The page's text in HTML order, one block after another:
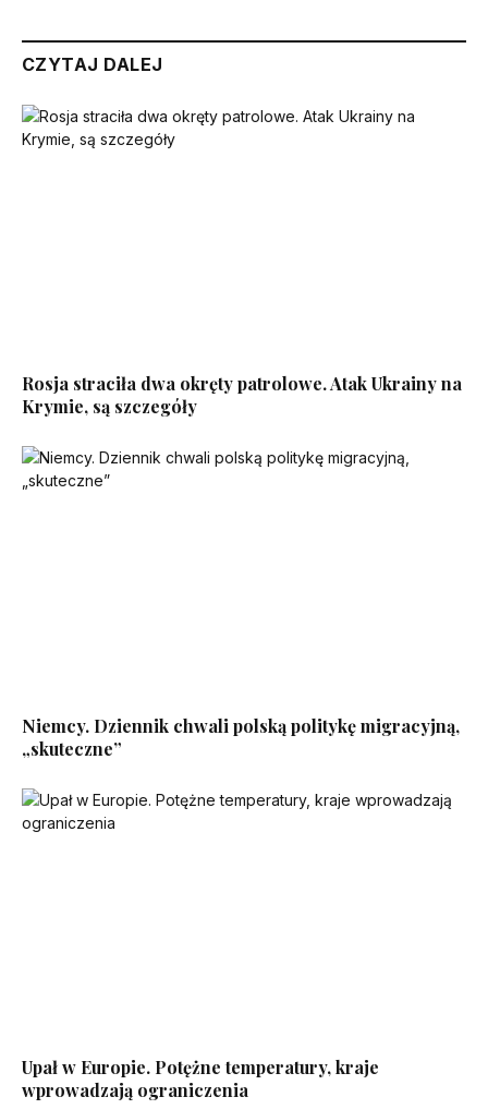
CZYTAJ DALEJ
Rosja straciła dwa okręty patrolowe. Atak Ukrainy na
Krymie, są szczegóły
Niemcy. Dziennik chwali polską politykę migracyjną,
„skuteczne”
Upał w Europie. Potężne temperatury, kraje
wprowadzają ograniczenia